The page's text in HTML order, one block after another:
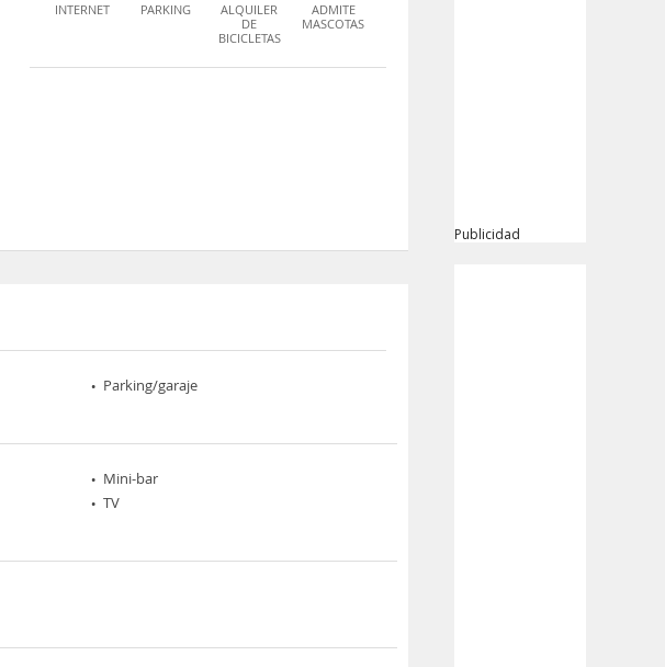
INTERNET PARKING
ALQUILER
DE
BICICLETAS
ADMITE
MASCOTAS
Parking/garaje
Mini-bar
TV
Publicidad